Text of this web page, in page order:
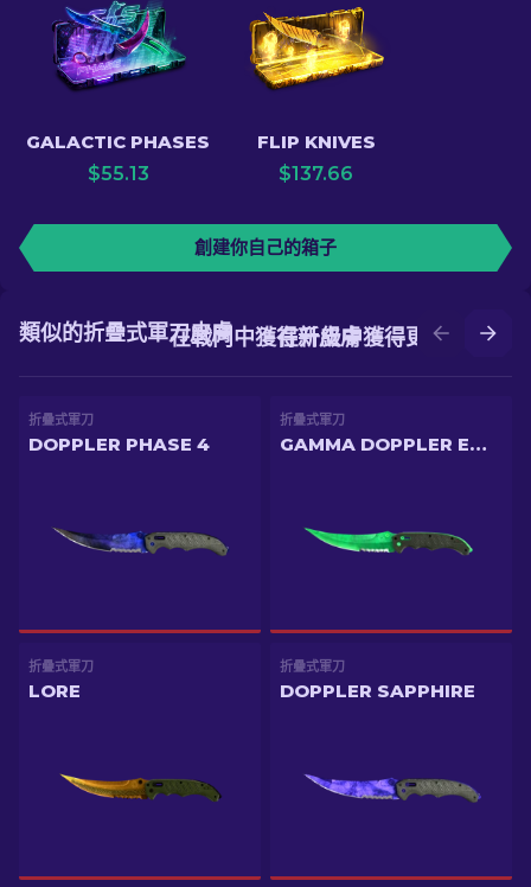
GALACTIC PHASES
$55.13
FLIP KNIVES
$137.66
創建你自己的箱子
在升級中獲得更好的皮膚
在戰鬥中獲得新皮膚
類似的折疊式軍刀皮膚
折疊式軍刀
DOPPLER PHASE 4
折疊式軍刀
GAMMA DOPPLER EMERALD
折疊式軍刀
LORE
折疊式軍刀
DOPPLER SAPPHIRE